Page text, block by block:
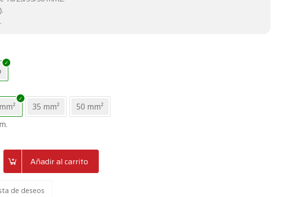
35 mm²
50 mm²
Añadir al carrito
de deseos